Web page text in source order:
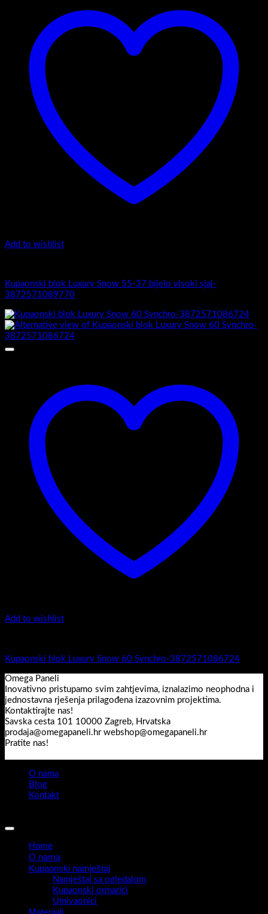
Add to wishlist
Kupaonski blok Luxury Snow 55-37 bijelo visoki sjaj-
3872571089770
Add to wishlist
Kupaonski blok Luxury Snow 60 Synchro-3872571086724
Omega Paneli
Inovativno pristupamo svim zahtjevima, iznalazimo neophodna i
jednostavna rješenja prilagođena izazovnim projektima.
Kontaktirajte nas!
Savska cesta 101 10000 Zagreb, Hrvatska
prodaja@omegapaneli.hr webshop@omegapaneli.hr
Pratite nas!
O nama
Blog
Kontakt
Home
O nama
Kupaonski namještaj
Namještaj sa ogledalom
Kupaonski ormarići
Umivaonici